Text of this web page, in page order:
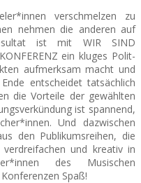
verschmelzen zu
nehmen die anderen auf
ist mit WIR SIND
ein kluges Polit-
aufmerksam macht und
entscheidet tatsächlich
die Vorteile der gewählten
ist spannend,
Und dazwischen
den Publikumsreihen, die
und kreativ in
des Musischen
Spaß!